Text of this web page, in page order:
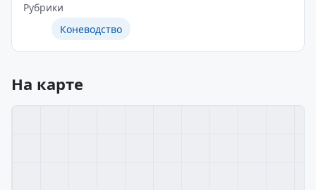
Рубрики
Коневодство
На карте